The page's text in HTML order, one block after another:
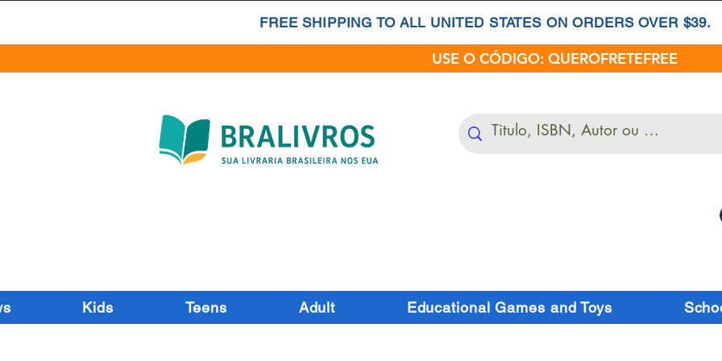
FREE SHIPPING TO ALL UNITED STATES ON ORDERS OVER $39.
USE O CÓDIGO: QUEROFRETEFREE
Kids Teens Adult Educational Games and Toys